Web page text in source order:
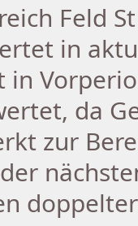
Feld
in
in
da
zur